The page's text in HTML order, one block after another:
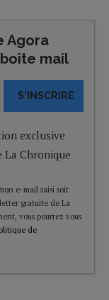
Agora
mail
S'INSCRIRE
exclusive
La Chronique
e-mail saisi soit
gratuite de La
vous pourrez vous
de